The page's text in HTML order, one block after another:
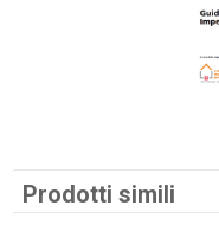
Prodotti simili